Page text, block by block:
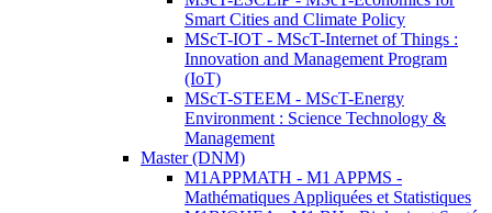
Smart Cities and Climate Policy
MScT-IOT - MScT-Internet of Things :
Innovation and Management Program
(IoT)
MScT-STEEM - MScT-Energy
Environment : Science Technology &
Management
Master (DNM)
M1APPMATH - M1 APPMS -
Mathématiques Appliquées et Statistiques